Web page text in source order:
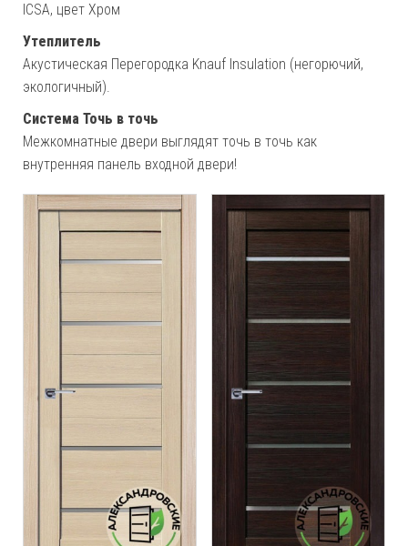
ICSA, цвет Хром
Утеплитель
Акустическая Перегородка Knauf Insulation (негорючий,
экологичный).
Система Точь в точь
Межкомнатные двери выглядят точь в точь как
внутренняя панель входной двери!